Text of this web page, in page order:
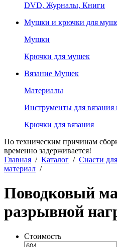
DVD, Журналы, Книги
Мушки и крючки для
Мушки
Крючки для мушек
Вязание Мушек
Материалы
Инструменты для
Крючки для вязания
По техническим причинам
временно задерживается!
Главная / Каталог / Снасти
материал /
Поводковый
разрывной
Стоимость